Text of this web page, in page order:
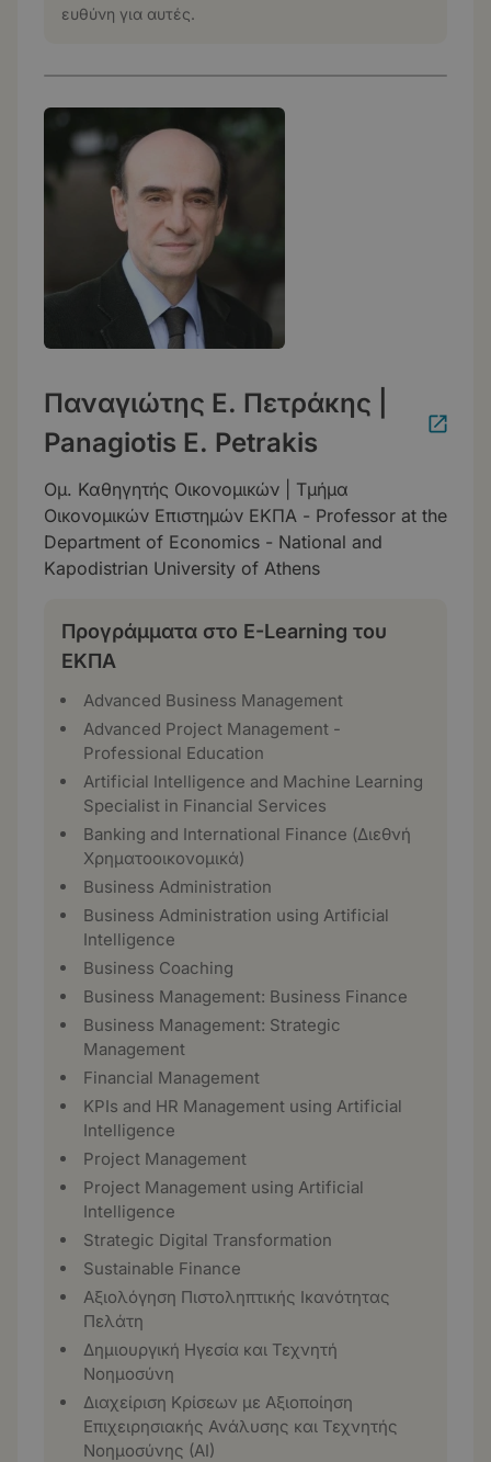
ευθύνη για αυτές.
Παναγιώτης Ε. Πετράκης |
Panagiotis E. Petrakis
Ομ. Καθηγητής Οικονομικών | Τμήμα
Οικονομικών Επιστημών ΕΚΠΑ - Professor at the
Department of Economics - National and
Kapodistrian University of Athens
Προγράμματα στο E-Learning του
ΕΚΠΑ
Advanced Business Management
Advanced Project Management -
Professional Education
Artificial Intelligence and Machine Learning
Specialist in Financial Services
Banking and International Finance (Διεθνή
Χρηματοοικονομικά)
Business Administration
Business Administration using Artificial
Intelligence
Business Coaching
Business Management: Business Finance
Business Management: Strategic
Management
Financial Management
KPIs and HR Management using Artificial
Intelligence
Project Management
Project Management using Artificial
Intelligence
Strategic Digital Transformation
Sustainable Finance
Αξιολόγηση Πιστοληπτικής Ικανότητας
Πελάτη
Δημιουργική Ηγεσία και Τεχνητή
Νοημοσύνη
Διαχείριση Κρίσεων με Αξιοποίηση
Επιχειρησιακής Ανάλυσης και Τεχνητής
Νοημοσύνης (ΑΙ)